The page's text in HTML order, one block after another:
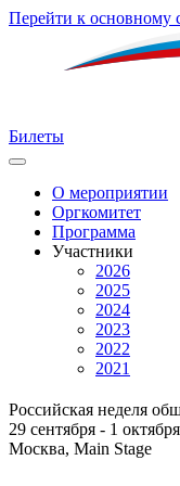
Перейти к основному
Билеты
Главное
меню
О мероприятии
Оргкомитет
Программа
Участники
2026
2025
2024
2023
2022
2021
Российская неделя
29 сентября - 1
Москва, Main Stage